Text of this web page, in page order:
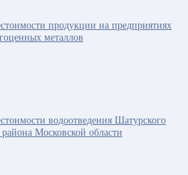
продукции на предприятиях
металлов
водоотведения Шатурского
Московской области